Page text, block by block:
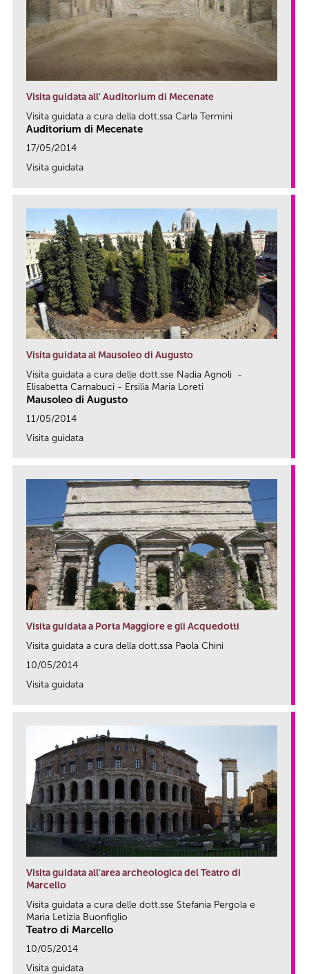
Visita guidata all' Auditorium di Mecenate
Visita guidata a cura della dott.ssa Carla Termini
Auditorium di Mecenate
17/05/2014
Visita guidata
Visita guidata al Mausoleo di Augusto
Visita guidata a cura delle dott.sse Nadia Agnoli -
Elisabetta Carnabuci - Ersilia Maria Loreti
Mausoleo di Augusto
11/05/2014
Visita guidata
Visita guidata a Porta Maggiore e gli Acquedotti
Visita guidata a cura della dott.ssa Paola Chini
10/05/2014
Visita guidata
Visita guidata all'area archeologica del Teatro di
Marcello
Visita guidata a cura delle dott.sse Stefania Pergola e
Maria Letizia Buonfiglio
Teatro di Marcello
10/05/2014
Visita guidata